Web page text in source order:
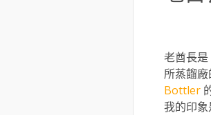
老酋長
所蒸餾
Bottler
我的印象